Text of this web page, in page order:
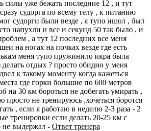
силы уже бежать последние 12 , и тут
судорга по всему телу , к питанию
судорги были везде , я тупо ишол , был
напухли и все и секунд 50 так было , и
, а тут 12 последних все меня
на ногах на почках везде где есть
меня тупо пружинило икра была
отдых ? просто обидно у меня
к такому моменту когда кажеться
где горки большие по 600 метров
на 30 км бороться не добегать умирать ,
не тренируюсь ,хочеться боротся
, если я работаю в неделю 2-3 раза - 2
тренировки если делать 20-25 км с
не выдержал - Ответ тренера